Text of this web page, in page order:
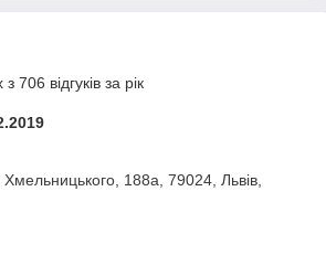
706 відгуків за рік
188а, 79024, Львів,